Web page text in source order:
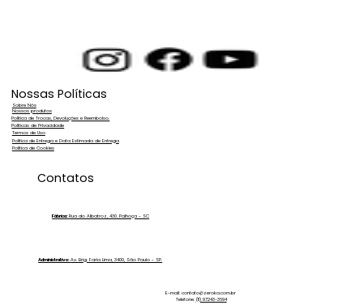
Água dura: o que é, como identificar
Nossas Políticas
Nossos produtos
Sobre Nós
Política de Trocas, Devoluções e Reembolso.
Políticas de Privacidade
Política de Entrega e Data Estimada de Entrega
Política de Cookies
Termos de Uso
Contatos
Fábrica:Rua do Albatroz, 430. Palhoça - SC
Administrativo:Av. Brig. Faria Lima, 3400, São Paulo - SP.
E-mail:contato@zeroka.com.br
Telefone: (11) 97243-3694